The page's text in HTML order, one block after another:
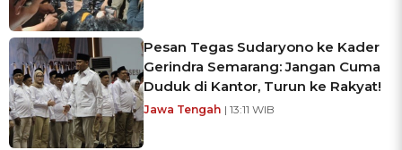
Pesan Tegas Sudaryono ke Kader
Gerindra Semarang: Jangan Cuma
Duduk di Kantor, Turun ke Rakyat!
Jawa Tengah | 13:11 WIB